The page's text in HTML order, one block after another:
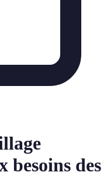
besoins des